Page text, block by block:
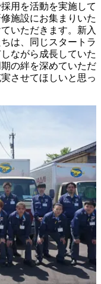
用を活動を実施して
施設にお集まりいた
いただきます。新入
は、同じスタートラ
ながら成長していた
の絆を深めていただ
させてほしいと思っ